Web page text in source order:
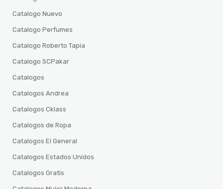
Catalogo Nuevo
Catalogo Perfumes
Catalogo Roberto Tapia
Catalogo SCPakar
Catalogos
Catalogos Andrea
Catalogos Cklass
Catalogos de Ropa
Catalogos El General
Catalogos Estados Unidos
Catalogos Gratis